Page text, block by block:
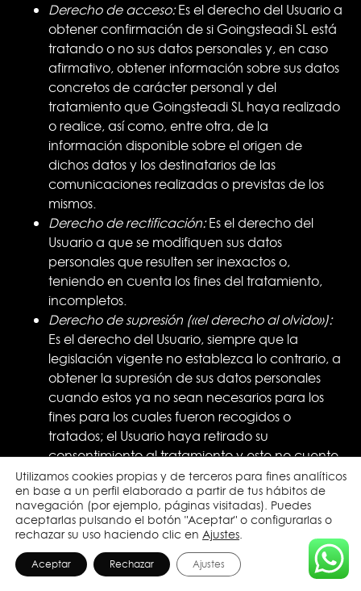
Derecho de acceso:Es el derecho del Usuario a
obtener confirmación de si Goingsteadi SL está
tratando o no sus datos personales y, en caso
afirmativo, obtener información sobre sus datos
concretos de carácter personal y del
tratamiento que Goingsteadi SL haya realizado
o realice, así como, entre otra, de la
información disponible sobre el origen de
dichos datos y los destinatarios de las
comunicaciones realizadas o previstas de los
mismos.
Derecho de rectificación:Es el derecho del
Usuario a que se modifiquen sus datos
personales que resulten ser inexactos o,
teniendo en cuenta los fines del tratamiento,
incompletos.
Derecho de supresión («el derecho al olvido»):
Es el derecho del Usuario, siempre que la
legislación vigente no establezca lo contrario, a
obtener la supresión de sus datos personales
cuando estos ya no sean necesarios para los
fines para los cuales fueron recogidos o
tratados; el Usuario haya retirado su
consentimiento al tratamiento y este no cuente
con otra base legal; el Usuario se oponga al
tratamiento y no exista otro motivo legítimo
para continuar con el mismo; los datos
personales hayan sido tratados ilícitamente; los
datos personales deban suprimirse en
cumplimiento de una obligación legal; o los
Utilizamos cookies propias y de terceros para fines analíticos
en base a un perfil elaborado a partir de tus hábitos de
navegación (por ejemplo, páginas visitadas). Puedes
aceptarlas pulsando el botón "Aceptar" o configurarlas o
rechazar su uso haciendo clic en Ajustes.
Aceptar Rechazar Ajustes